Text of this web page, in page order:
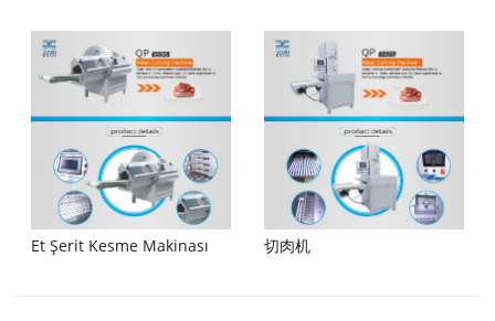
Et Şerit Kesme Makinası 切肉机